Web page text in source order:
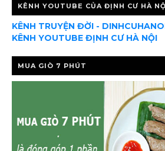
KÊNH YOUTUBE CỦA ĐỊNH CƯ HÀ
KÊNH TRUYỆN ĐỜI -
KÊNH YOUTUBE ĐỊNH CƯ HÀ NỘI
MUA GIÒ 7 PHÚT